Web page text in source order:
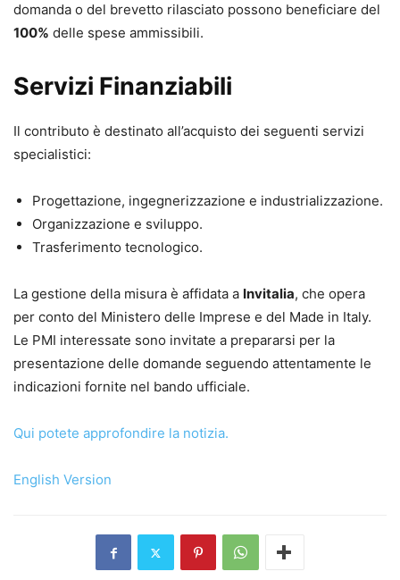
domanda o del brevetto rilasciato possono beneficiare del
100% delle spese ammissibili.
Servizi Finanziabili
Il contributo è destinato all’acquisto dei seguenti servizi
specialistici:
Progettazione, ingegnerizzazione e industrializzazione.
Organizzazione e sviluppo.
Trasferimento tecnologico.
La gestione della misura è affidata a Invitalia, che opera
per conto del Ministero delle Imprese e del Made in Italy.
Le PMI interessate sono invitate a prepararsi per la
presentazione delle domande seguendo attentamente le
indicazioni fornite nel bando ufficiale.
Qui potete approfondire la notizia.
English Version